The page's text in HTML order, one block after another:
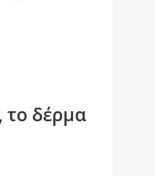
το δέρμα